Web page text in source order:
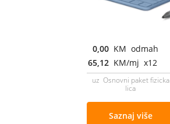
0,00 KM odmah
65,12 KM/mj x12
uz Osnovni paket fizicka
lica
Saznaj više